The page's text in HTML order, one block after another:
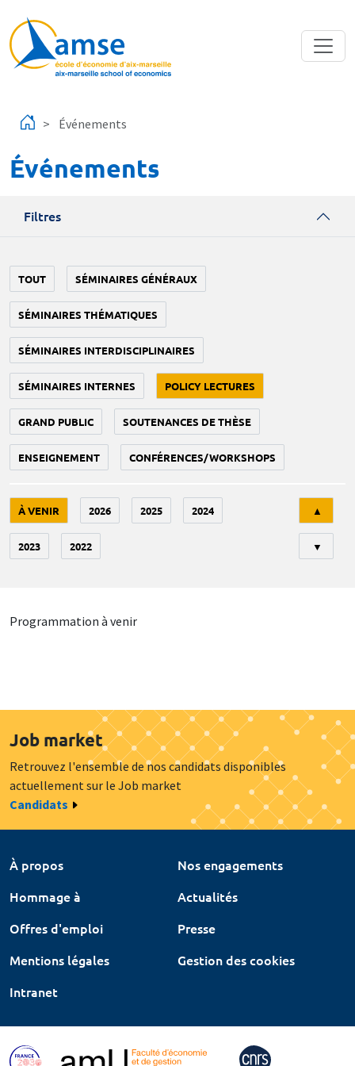
Événements
Événements
Filtres
TOUT SÉMINAIRES GÉNÉRAUX
SÉMINAIRES THÉMATIQUES
SÉMINAIRES INTERDISCIPLINAIRES
SÉMINAIRES INTERNES POLICY LECTURES
GRAND PUBLIC SOUTENANCES DE THÈSE
ENSEIGNEMENT CONFÉRENCES/WORKSHOPS
À VENIR 2026 2025 2024
2023 2022
▲
▼
Programmation à venir
Job market
Retrouvez l'ensemble de nos candidats disponibles
actuellement sur le Job market
Candidats
À propos
Nos engagements
Hommage à
Actualités
Offres d'emploi
Presse
Mentions légales
Gestion des cookies
Intranet